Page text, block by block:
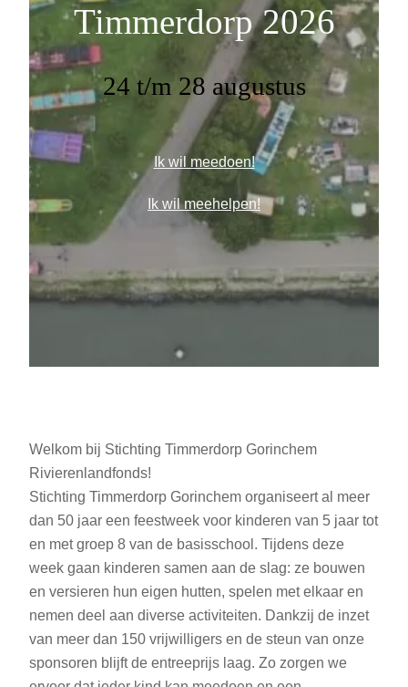
Timmerdorp 2026
24 t/m 28 augustus
Ik wil meedoen!
Ik wil meehelpen!
Welkom bij Stichting Timmerdorp Gorinchem
Rivierenlandfonds!
Stichting Timmerdorp Gorinchem organiseert al meer
dan 50 jaar een feestweek voor kinderen van 5 jaar tot
en met groep 8 van de basisschool. Tijdens deze
week gaan kinderen samen aan de slag: ze bouwen
en versieren hun eigen hutten, spelen met elkaar en
nemen deel aan diverse activiteiten. Dankzij de inzet
van meer dan 150 vrijwilligers en de steun van onze
sponsoren blijft de entreeprijs laag. Zo zorgen we